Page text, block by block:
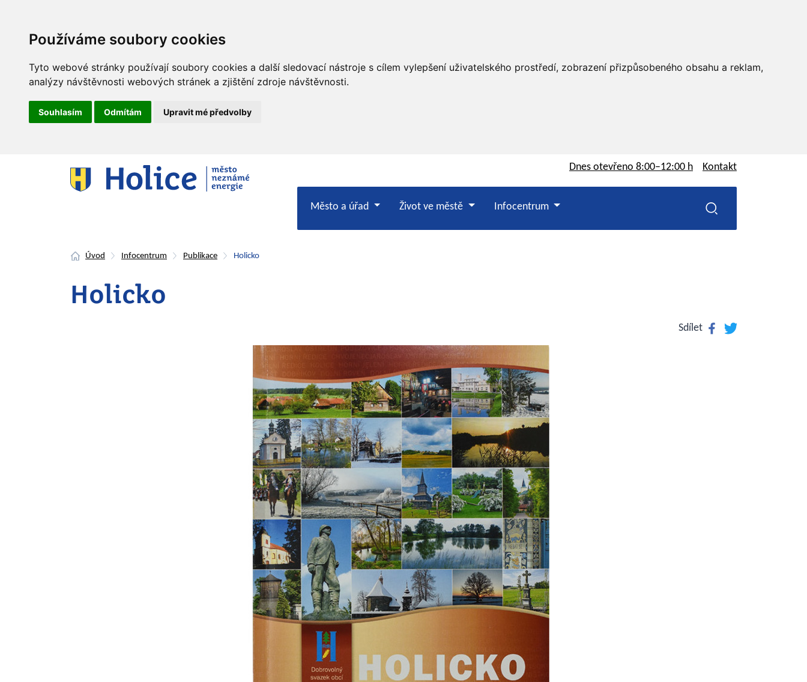
Používáme soubory cookies
Tyto webové stránky používají soubory cookies a další sledovací nástroje s cílem vylepšení uživatelského prostředí, zobrazení přizpůsobeného obsahu a reklam,
analýzy návštěvnosti webových stránek a zjištění zdroje návštěvnosti.
Souhlasím Odmítám Upravit mé předvolby
Úvod Infocentrum Publikace Holicko
Holicko
Sdílet Facebook
Twitter
Dnes otevřeno 8:00–12:00 h Kontakt
Město a úřad Život ve městě Infocentrum